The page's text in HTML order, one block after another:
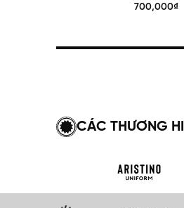
Regular700,000₫
CÁC THƯƠNG